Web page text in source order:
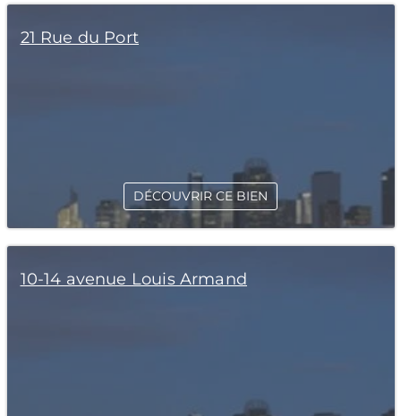
21 Rue du Port
DÉCOUVRIR CE BIEN
10-14 avenue Louis Armand